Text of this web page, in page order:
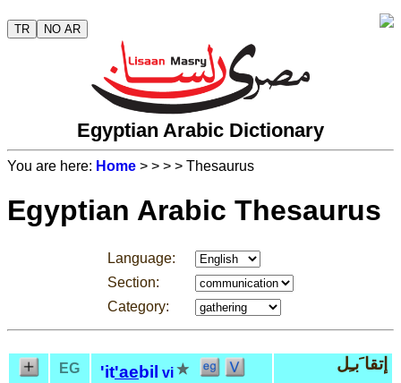
TR NO AR
Egyptian Arabic Dictionary
You are here: Home > > > > Thesaurus
Egyptian Arabic Thesaurus
Language:
Section:
Category:
EG 'it'aebil vi إتقا َبـِل